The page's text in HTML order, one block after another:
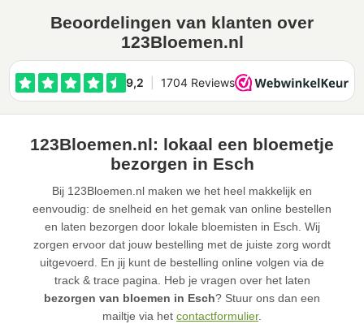
Beoordelingen van klanten over
123Bloemen.nl
123Bloemen.nl: lokaal een bloemetje
bezorgen in Esch
Bij 123Bloemen.nl maken we het heel makkelijk en
eenvoudig: de snelheid en het gemak van online bestellen
en laten bezorgen door lokale bloemisten in Esch. Wij
zorgen ervoor dat jouw bestelling met de juiste zorg wordt
uitgevoerd. En jij kunt de bestelling online volgen via de
track & trace pagina. Heb je vragen over het laten
bezorgen van bloemen in Esch? Stuur ons dan een
mailtje via het contactformulier.